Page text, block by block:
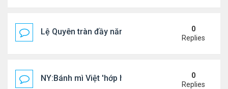
Lệ Quyên tràn đầy năng lượng tại Mỹ
0
Replies
NY:Bánh mì Việt 'hớp hồn' thực khách Mỹ
0
Replies